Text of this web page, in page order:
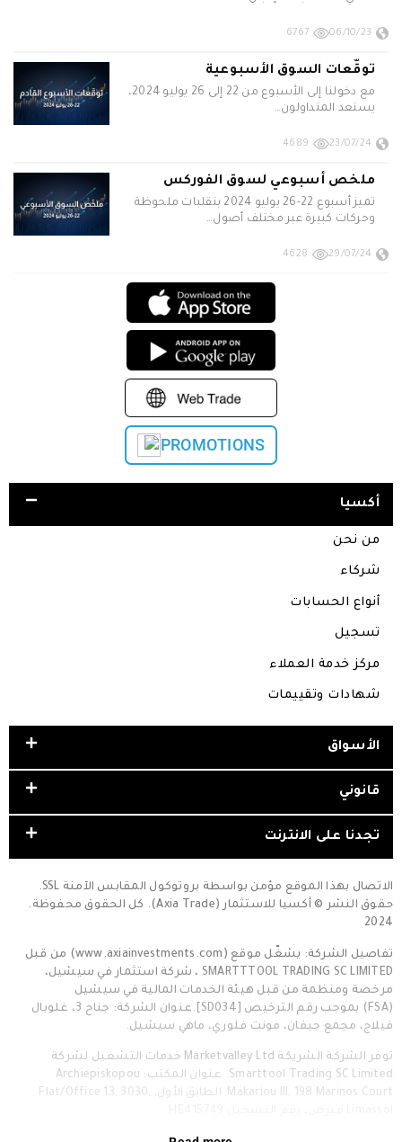
06/10/23
6767
توقّعات السوق الأسبوعية
مع دخولنا إلى الأسبوع من 22 إلى 26 يوليو 2024،
يستعد المتداولون…
23/07/24
4689
ملخص أسبوعي لسوق الفوركس
تميز أسبوع 22-26 يوليو 2024 بتقلبات ملحوظة
وحركات كبيرة عبر مختلف أصول…
29/07/24
4628
PROMOTIONS
أكسيا
من نحن
شركاء
أنواع الحسابات
تسجيل
مركز خدمة العملاء
شهادات وتقييمات
الأسواق
قانوني
تجدنا على الانترنت
الاتصال بهذا الموقع مؤمن بواسطة بروتوكول المقابس الآمنة SSL.
حقوق النشر © أكسيا للاستثمار (Axia Trade). كل الحقوق محفوظة.
2024
تفاصيل الشركة: يشغّل موقع (www.axiainvestments.com) من قبل
SMARTTTOOL TRADING SC LIMITED ، شركة استثمار في سيشيل،
مرخصة ومنظمة من قبل هيئة الخدمات المالية في سيشيل
(FSA) بموجب رقم الترخيص [SD034].عنوان الشركة: جناح 3، غلوبال
فيلاج، مجمع جيفان، مونت فلوري، ماهي سيشيل.
توفر الشركة الشريكة Marketvalley Ltd خدمات التشغيل لشركة
Smarttool Trading SC Limited. عنوان المكتب: Archiepiskopou
Makariou III, 198 Marinos Court, الطابق الأول, Flat/Office 13, 3030,